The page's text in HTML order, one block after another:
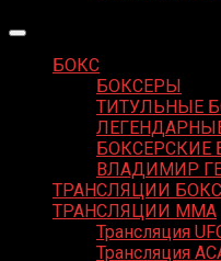
БОКС
БОКСЕРЫ
ТИТУЛЬНЫЕ
БОКСЕРСКИЕ
ВЛАДИМИР
ТРАНСЛЯЦИИ
ТРАНСЛЯЦИИ MMA
Трансляция
Трансляция